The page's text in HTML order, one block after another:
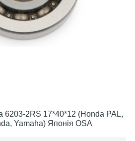
6203-2RS 17*40*12 (Honda PAL,
Yamaha) Японія OSA